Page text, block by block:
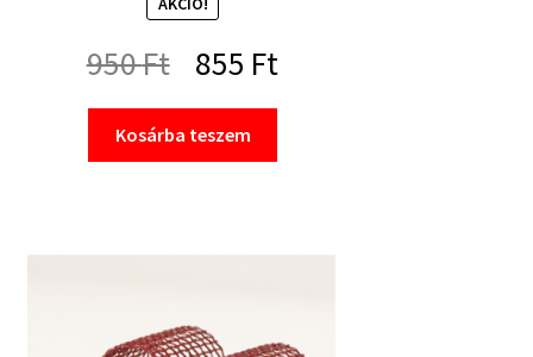
950Ft
Original
price
was:
855 FtCurrent
Kosárba teszem